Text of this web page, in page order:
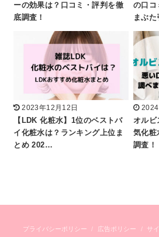
ーの効果は？口コミ・評判を徹
底調査！
の口コ
まぶ
2023年12月12日
【LDK 化粧水】1位のベストバ
イ化粧水は？ランキング上位ま
とめ 202…
オルビ
気化粧
調査！
プライバシーポリシー 広告ポリシー サ